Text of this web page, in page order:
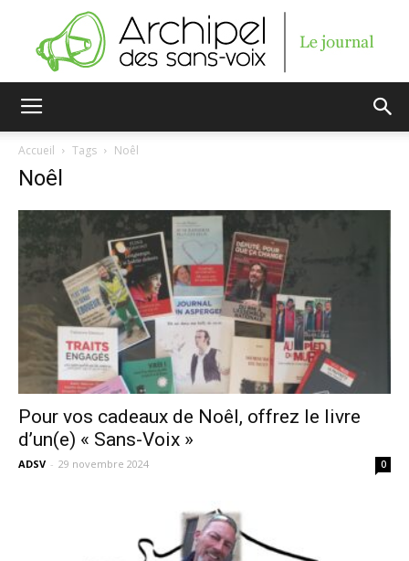
sans-
voix
Accueil Tags Noêl
Noêl
Pour vos cadeaux de Noêl, offrez le livre
d’un(e) « Sans-Voix »
ADSV - 29 novembre 2024 0